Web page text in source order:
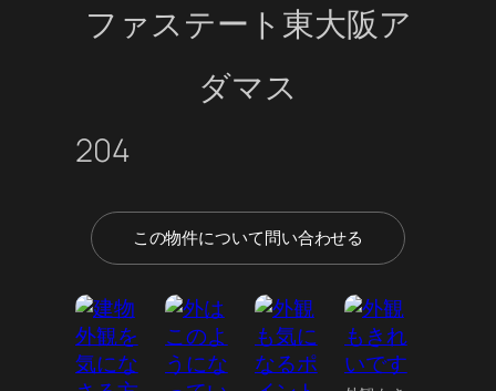
ファステート東大阪ア
ダマス
204
この物件について問い合わせる